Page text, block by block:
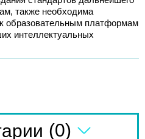
также необходима
образовательным платформам
интеллектуальных
(0)